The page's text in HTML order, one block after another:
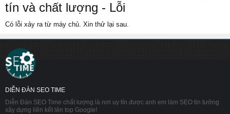
tín và chất lượng - Lỗi
Có lỗi xảy ra từ máy chủ. Xin thử lại sau.
DIỄN ĐÀN SEO TIME
Diễn Đàn SEO Time chất lượng là nơi uy tín được anh em làm SEO tin tưởng
xây dựng liên kết lên top Google!